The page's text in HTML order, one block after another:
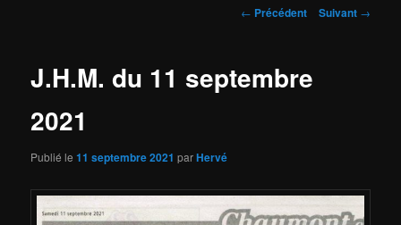
Navigation
← Précédent Suivant →
J.H.M. du 11 septembre
2021
Publié le11 septembre 2021 parHervé